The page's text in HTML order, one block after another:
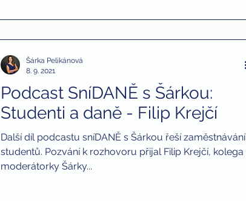
Podcast SníDANĚ s Šárkou:
Studenti a daně - Filip Krejčí
Další díl podcastu sníDANĚ s Šárkou řeší zaměstnávání
studentů. Pozvání k rozhovoru přijal Filip Krejčí, kolega
moderátorky Šárky...
Šárka Pelikánová
8. 9. 2021